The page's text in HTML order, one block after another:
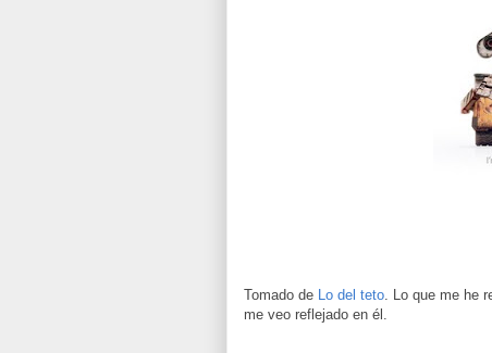
Tomado de Lo del teto. Lo que me he
me veo reflejado en él.